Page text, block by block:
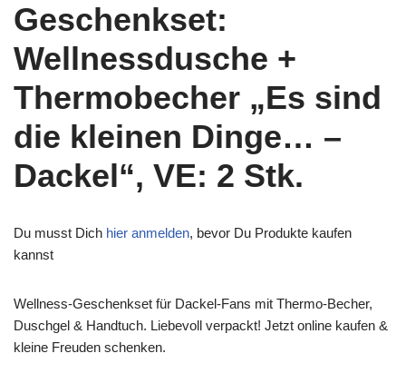
Geschenkset:
Wellnessdusche +
Thermobecher „Es sind
die kleinen Dinge… –
Dackel“, VE: 2 Stk.
Du musst Dich hier anmelden, bevor Du Produkte kaufen
kannst
Wellness-Geschenkset für Dackel-Fans mit Thermo-Becher,
Duschgel & Handtuch. Liebevoll verpackt! Jetzt online kaufen &
kleine Freuden schenken.